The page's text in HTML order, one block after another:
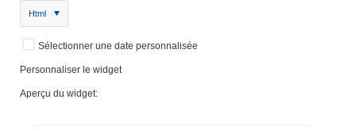
Html
Sélectionner une date personnalisée
Personnaliser le widget
Aperçu du widget: